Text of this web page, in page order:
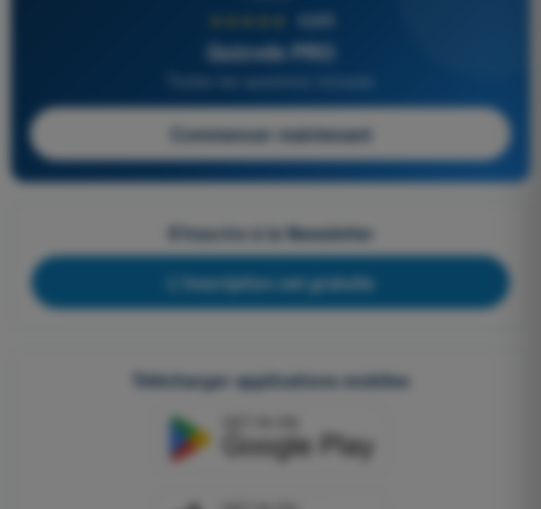
4,6/5
Quizvds PRO
Commencer maintenant
S'inscrire à la Newsletter
L'inscription est gratuite
Télécharger applications mobiles